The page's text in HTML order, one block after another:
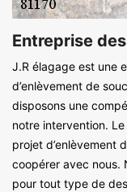
Entreprise
J.R élagage est une
d’enlèvement de
disposons une
notre intervention.
projet d’enlèvement
coopérer avec nous.
pour tout type de